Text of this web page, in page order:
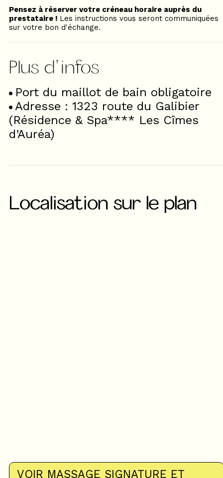
Pensez à réserver votre créneau horaire auprès du
prestataire ! Les instructions vous seront communiquées
sur votre bon d'échange.
Port du maillot de bain obligatoire
Adresse : 1323 route du Galibier
(Résidence & Spa**** Les Cîmes
d’Auréa)
Localisation sur le plan
VOIR MASSAGE SIGNATURE ET